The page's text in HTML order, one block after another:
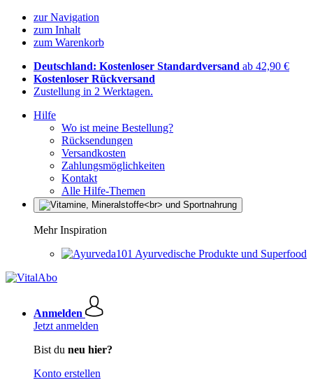
zur Navigation
zum Inhalt
zum Warenkorb
Deutschland: Kostenloser Standardversand ab 42,90 €
Kostenloser Rückversand
Zustellung in 2 Werktagen.
Hilfe
Wo ist meine Bestellung?
Rücksendungen
Versandkosten
Zahlungsmöglichkeiten
Kontakt
Alle Hilfe-Themen
Mehr Inspiration
Ayurvedische Produkte und Superfood
Anmelden
Jetzt anmelden
Bist du neu hier?
Konto erstellen